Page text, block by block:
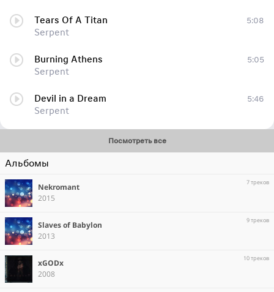
Tears Of A Titan
Serpent
5:08
Burning Athens
Serpent
5:05
Devil in a Dream
Serpent
5:46
Посмотреть все
Альбомы
Nekromant
2015
7 треков
Slaves of Babylon
2013
9 треков
xGODx
2008
10 треков